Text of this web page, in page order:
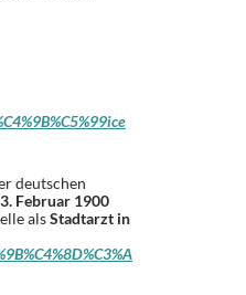
deutschen
3. Februar 1900
alsStadtarzt in